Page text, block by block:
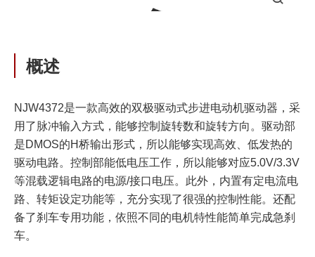
概述
NJW4372是一款高效的双极驱动式步进电动机驱动器，采
用了脉冲输入方式，能够控制旋转数和旋转方向。驱动部
是DMOS的H桥输出形式，所以能够实现高效、低发热的
驱动电路。控制部能低电压工作，所以能够对应5.0V/3.3V
等混载逻辑电路的电源/接口电压。此外，内置有定电流电
路、转矩设定功能等，充分实现了很强的控制性能。还配
备了刹车专用功能，依照不同的电机特性能简单完成急刹
车。